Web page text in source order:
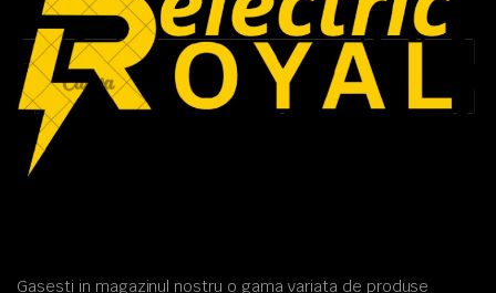
Gasesti in magazinul nostru o gama variata de produse